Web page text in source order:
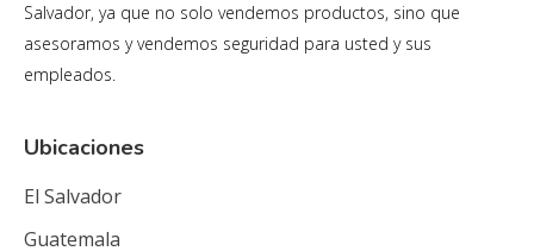
Salvador, ya que no solo vendemos productos, sino que
asesoramos y vendemos seguridad para usted y sus
empleados.
Ubicaciones
El Salvador
Guatemala